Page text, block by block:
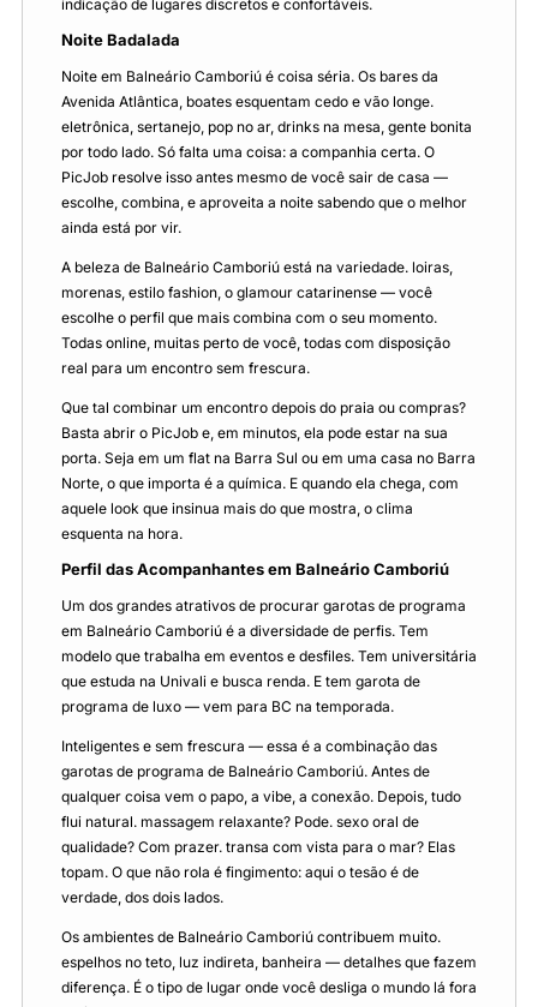
indicação de lugares discretos e confortáveis.
Noite Badalada
Noite em Balneário Camboriú é coisa séria. Os bares da
Avenida Atlântica, boates esquentam cedo e vão longe.
eletrônica, sertanejo, pop no ar, drinks na mesa, gente bonita
por todo lado. Só falta uma coisa: a companhia certa. O
PicJob resolve isso antes mesmo de você sair de casa —
escolhe, combina, e aproveita a noite sabendo que o melhor
ainda está por vir.
A beleza de Balneário Camboriú está na variedade. loiras,
morenas, estilo fashion, o glamour catarinense — você
escolhe o perfil que mais combina com o seu momento.
Todas online, muitas perto de você, todas com disposição
real para um encontro sem frescura.
Que tal combinar um encontro depois do praia ou compras?
Basta abrir o PicJob e, em minutos, ela pode estar na sua
porta. Seja em um flat na Barra Sul ou em uma casa no Barra
Norte, o que importa é a química. E quando ela chega, com
aquele look que insinua mais do que mostra, o clima
esquenta na hora.
Perfil das Acompanhantes em Balneário Camboriú
Um dos grandes atrativos de procurar garotas de programa
em Balneário Camboriú é a diversidade de perfis. Tem
modelo que trabalha em eventos e desfiles. Tem universitária
que estuda na Univali e busca renda. E tem garota de
programa de luxo — vem para BC na temporada.
Inteligentes e sem frescura — essa é a combinação das
garotas de programa de Balneário Camboriú. Antes de
qualquer coisa vem o papo, a vibe, a conexão. Depois, tudo
flui natural. massagem relaxante? Pode. sexo oral de
qualidade? Com prazer. transa com vista para o mar? Elas
topam. O que não rola é fingimento: aqui o tesão é de
verdade, dos dois lados.
Os ambientes de Balneário Camboriú contribuem muito.
espelhos no teto, luz indireta, banheira — detalhes que fazem
diferença. É o tipo de lugar onde você desliga o mundo lá fora